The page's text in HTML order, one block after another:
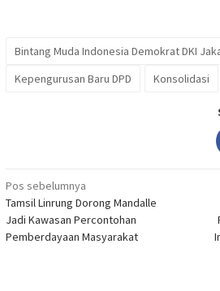
Bintang Muda Indonesia Demokrat DKI
Kepengurusan Baru DPD
Konsolidasi
Navigasi
pos
Pos sebelumnya
Tamsil Linrung Dorong Mandalle
Jadi Kawasan Percontohan
Pemberdayaan Masyarakat